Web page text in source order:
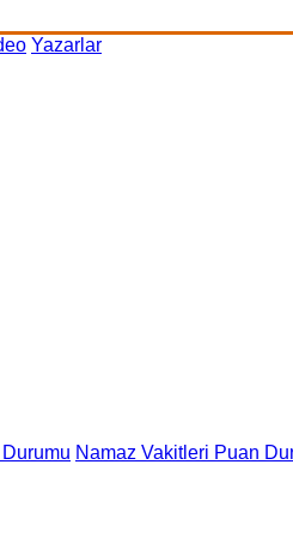
Yazarlar
Namaz Vakitleri Puan